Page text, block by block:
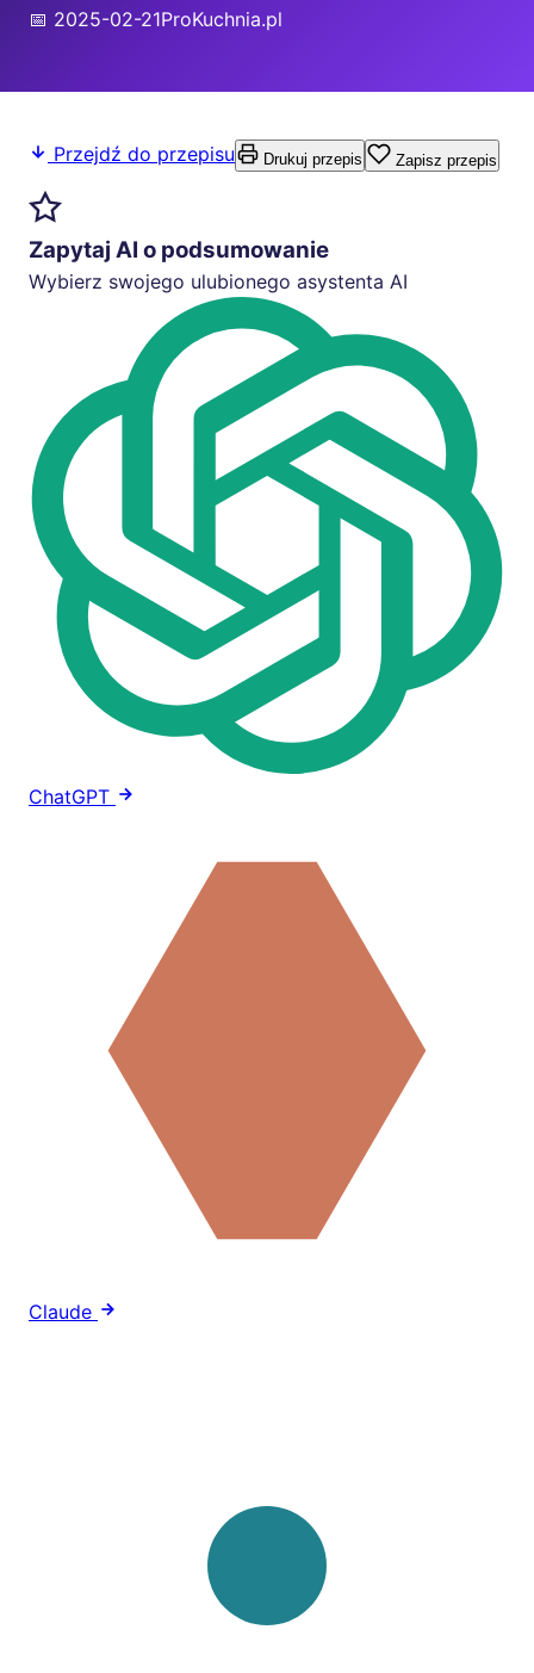
📅 2025-02-21ProKuchnia.pl
Przejdź do przepisu Drukuj przepis Zapisz przepis
Zapytaj AI o podsumowanie
Wybierz swojego ulubionego asystenta AI
ChatGPT
Claude